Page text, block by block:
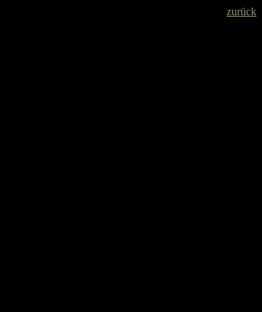
zurück